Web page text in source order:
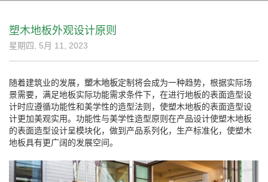
塑木地板外观设计原则
星期四, 5月 11, 2023
随着建筑业的发展， 塑木地板定制将会成为一种趋势，根据实际场
景需要，满足地板实际功能需求条件下，在进行地板的表面造型设
计时应遵循功能性和美学性的造型法则，使塑木地板的表面造型设
计更加美观实用。功能性与美学性造型原则在产品设计使塑木地板
的表面造型设计呈模块化，做到产品系列化，生产标准化，使塑木
地板具有更广阔的发展空间。